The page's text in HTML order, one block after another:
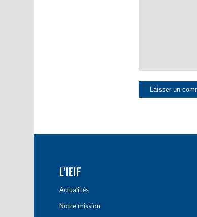
L’IEIF
Actualités
Notre mission